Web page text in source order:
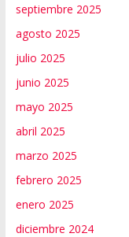
septiembre 2025
agosto 2025
julio 2025
junio 2025
mayo 2025
abril 2025
marzo 2025
febrero 2025
enero 2025
diciembre 2024